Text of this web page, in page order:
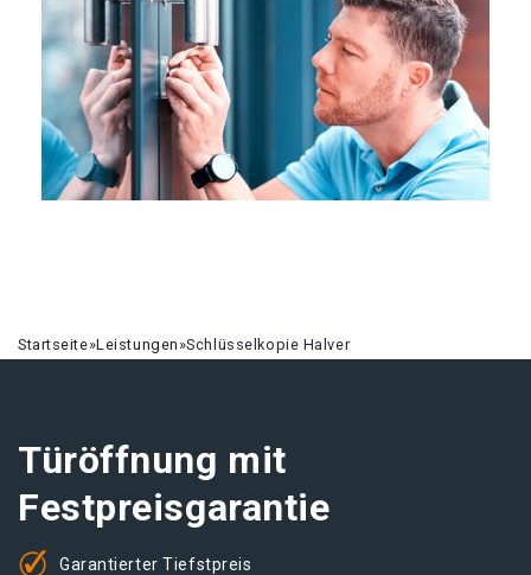
Startseite»Leistungen»Schlüsselkopie Halver
Türöffnung mit
Festpreisgarantie
Garantierter Tiefstpreis